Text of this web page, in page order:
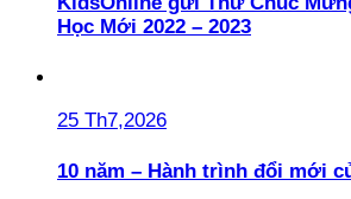
Học Mới 2022 – 2023
25 Th7,2026
10 năm – Hành trình đổi mới